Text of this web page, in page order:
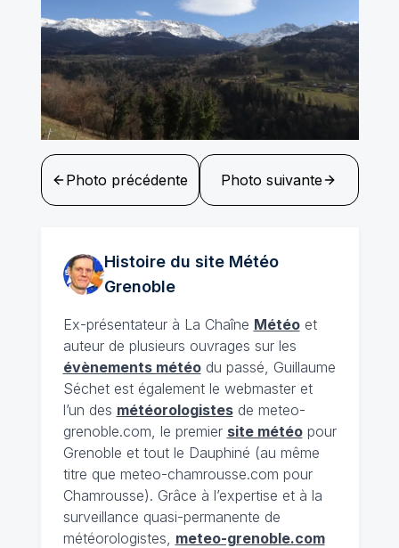
Photo précédente Photo suivante
Histoire du site Météo
Grenoble
Ex-présentateur à La Chaîne Météoet
auteur de plusieurs ouvrages sur les
évènements météodu passé, Guillaume
Séchet est également le webmaster et
l’un des météorologistesde meteo-
grenoble.com, le premier site météopour
Grenoble et tout le Dauphiné (au même
titre que meteo-chamrousse.com pour
Chamrousse). Grâce à l’expertise et à la
surveillance quasi-permanente de
météorologistes, meteo-grenoble.com